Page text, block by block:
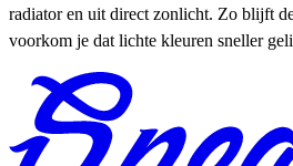
radiator en uit direct zonlicht. Zo blijft
voorkom je dat lichte kleuren sneller